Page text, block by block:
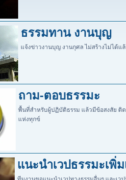
ธรรมทาน งานบุญ
แจ้งข่าวงานบุญ งานกุศล ไม่สร้างไม่ได้แล้
ถาม-ตอบธรรมะ
พื้นที่สำหรับผู้ปฏิบัติธรรม แล้วมีข้อสงสัย ติ
แห่งทุกข์
แนะนำเวปธรรมะเพิ่